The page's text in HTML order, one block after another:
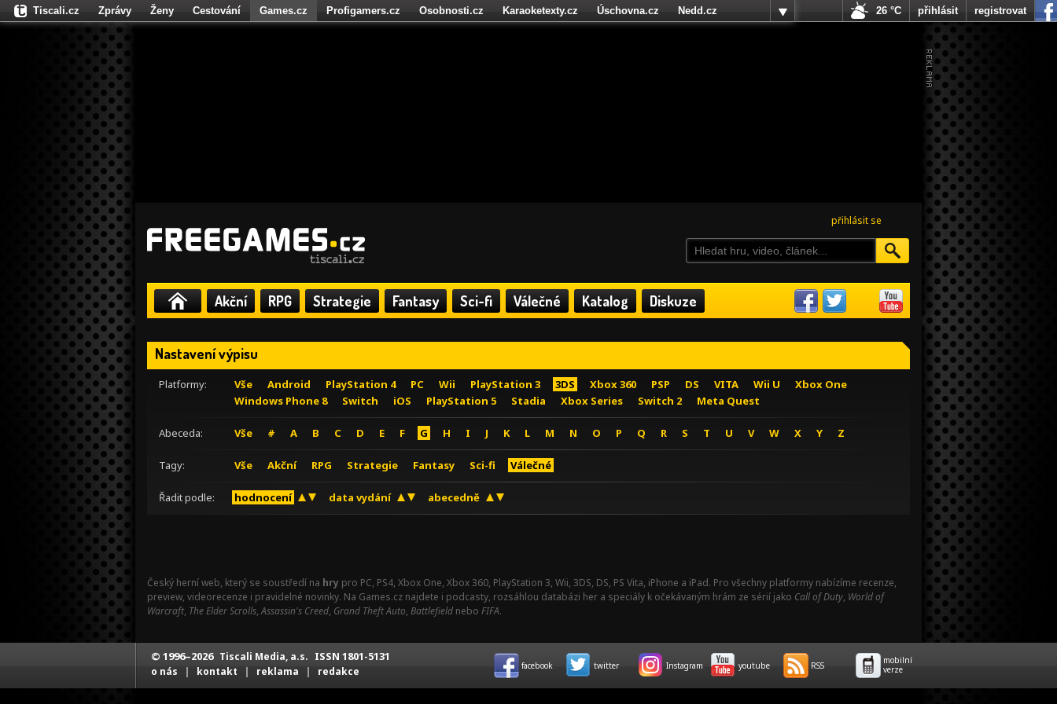
přihlásit se
Akční RPG Strategie Fantasy Sci-fi Válečné Katalog Diskuze
Nastavení výpisu
Platformy: Vše Android PlayStation 4 PC Wii PlayStation 3 3DS Xbox 360 PSP DS VITA Wii U
Xbox One
Windows Phone 8
Switch iOS PlayStation 5 Stadia Xbox Series Switch 2 Meta Quest
Abeceda: Vše # A B C D E F G H I J K L M N O P Q R S T U V W X Y Z
Tagy: Vše Akční RPG Strategie Fantasy Sci-fi Válečné
Řadit podle: hodnocení data vydání abecedně
Český herní web, který se soustředí na hry pro PC, PS4, Xbox One, Xbox 360, PlayStation 3, Wii, 3DS, DS, PS Vita, iPhone a iPad. Pro všechny platformy nabízíme recenze,
preview, videorecenze i pravidelné novinky. Na Games.cz najdete i podcasty, rozsáhlou databázi her a speciály k očekávaným hrám ze sérií jako Call of Duty, World of
Warcraft, The Elder Scrolls,Assassin's Creed, Grand Theft Auto, Battlefield nebo FIFA.
Tiscali.cz Zprávy Ženy Cestování Games.cz Profigamers.cz Osobnosti.cz Karaoketexty.cz Úschovna.cz
Nedd.cz
Fights.cz
26 °C přihlásit registrovat
© 1996–2026 Tiscali Media, a.s. ISSN 1801-5131
o nás | kontakt | reklama | redakce facebook twitter Instagram youtube RSS
mobilní
verze